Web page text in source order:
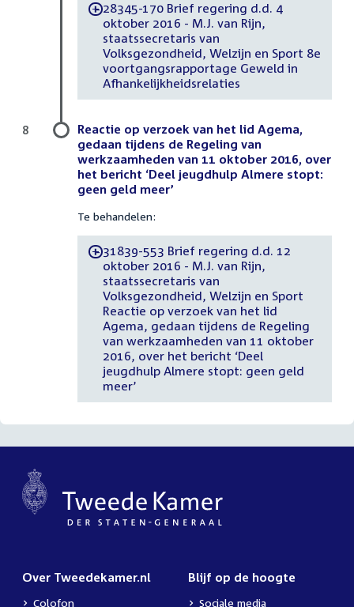
-28345-170 Brief regering d.d. 4
oktober 2016 - M.J. van Rijn,
staatssecretaris van
Volksgezondheid, Welzijn en Sport 8e
voortgangsrapportage Geweld in
Afhankelijkheidsrelaties
Reactie op verzoek van het lid Agema,
gedaan tijdens de Regeling van
werkzaamheden van 11 oktober 2016, over
het bericht ‘Deel jeugdhulp Almere stopt:
geen geld meer’
Te behandelen:
-31839-553 Brief regering d.d. 12
oktober 2016 - M.J. van Rijn,
staatssecretaris van
Volksgezondheid, Welzijn en Sport
Reactie op verzoek van het lid
Agema, gedaan tijdens de Regeling
van werkzaamheden van 11 oktober
2016, over het bericht ‘Deel
jeugdhulp Almere stopt: geen geld
meer’
8
Over Tweedekamer.nl
Colofon
Blijf op de hoogte
Sociale media